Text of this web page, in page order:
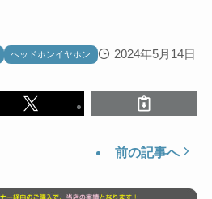
ヘッドホンイヤホン 2024年5月14日
前の記事へ